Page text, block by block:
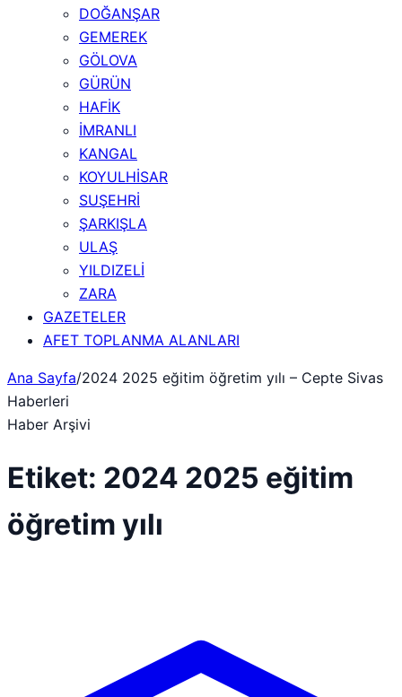
DOĞANŞAR
GEMEREK
GÖLOVA
GÜRÜN
HAFİK
İMRANLI
KANGAL
KOYULHİSAR
SUŞEHRİ
ŞARKIŞLA
ULAŞ
YILDIZELİ
ZARA
GAZETELER
AFET TOPLANMA ALANLARI
Ana Sayfa/2024 2025 eğitim öğretim yılı – Cepte Sivas
Haberleri
Haber Arşivi
Etiket: 2024 2025 eğitim
öğretim yılı